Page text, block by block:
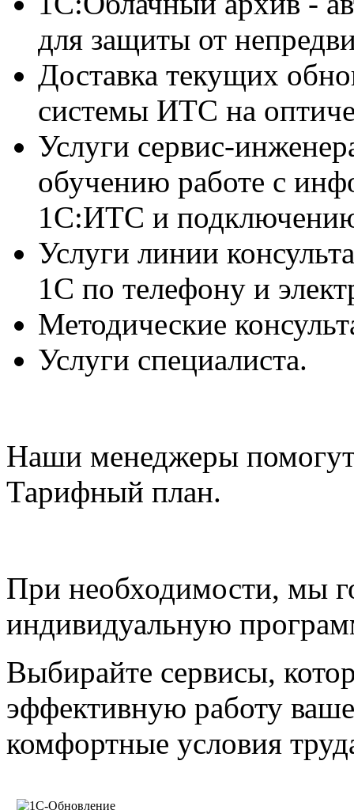
для защиты от
Доставка текущих
системы ИТС на
Услуги сервис-
обучению работе с
1С:ИТС и
Услуги линии
1C по телефону и
Методические
Услуги специалиста.
Наши менеджеры
Тарифный план.
При необходимости, мы
индивидуальную
Выбирайте сервисы,
эффективную работу
комфортные условия